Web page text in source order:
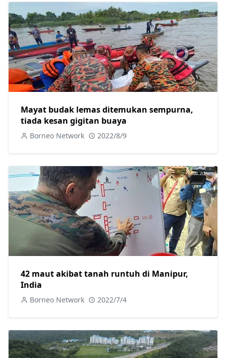
Mayat budak lemas ditemukan sempurna,
tiada kesan gigitan buaya
Borneo Network 2022/8/9
42 maut akibat tanah runtuh di Manipur,
India
Borneo Network 2022/7/4